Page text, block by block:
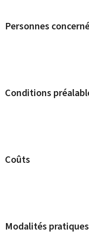
Personnes
Conditions
Coûts
Modalités pratiques